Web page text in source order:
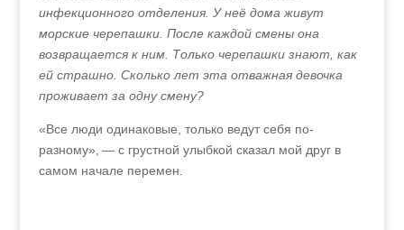
инфекционного отделения. У неё дома живут
морские черепашки. После каждой смены она
возвращается к ним. Только черепашки знают, как
ей страшно. Сколько лет эта отважная девочка
проживает за одну смену?
«Все люди одинаковые, только ведут себя по-
разному», — с грустной улыбкой сказал мой друг в
самом начале перемен.